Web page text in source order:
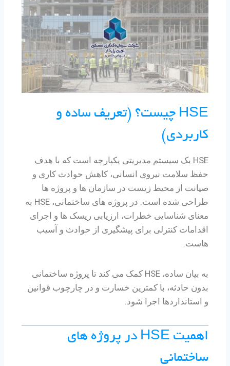
HSE چیست؟ (تعریف ساده و
کاربردی)
HSE یک سیستم مدیریتی یکپارچه است که با هدف
حفظ سلامت نیروی انسانی، کاهش حوادث کاری و
صیانت از محیط زیست در سازمان ها و پروژه ها
طراحی شده است. در پروژه های ساختمانی، HSE به
معنای شناسایی خطرات، ارزیابی ریسک ها و اجرای
اقدامات کنترلی برای پیشگیری از حوادث و آسیب
هاست.
به بیان ساده، HSE کمک می کند تا پروژه ساختمانی
بدون حادثه، با کمترین خسارت و در چارچوب قوانین
و استانداردها اجرا شود.
اهمیت HSE در پروژه های
ساختمانی